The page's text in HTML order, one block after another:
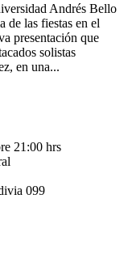
Andrés Bello
de las fiestas en el
presentación que
solistas
en una...
21:00 hrs
099